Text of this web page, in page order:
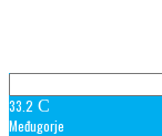
33.2 C
Međugorje